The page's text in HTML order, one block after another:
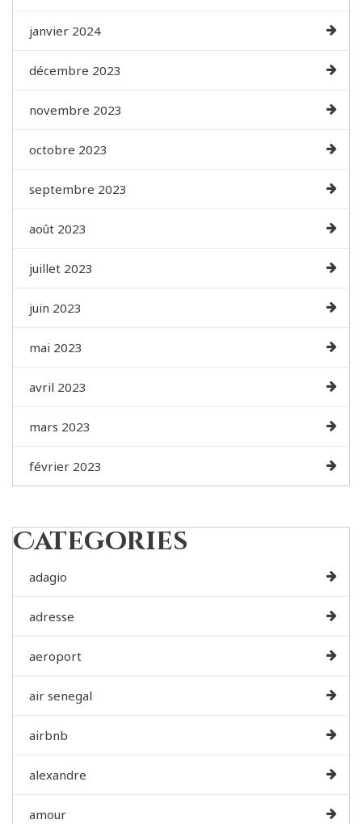
janvier 2024
décembre 2023
novembre 2023
octobre 2023
septembre 2023
août 2023
juillet 2023
juin 2023
mai 2023
avril 2023
mars 2023
février 2023
Categories
adagio
adresse
aeroport
air senegal
airbnb
alexandre
amour